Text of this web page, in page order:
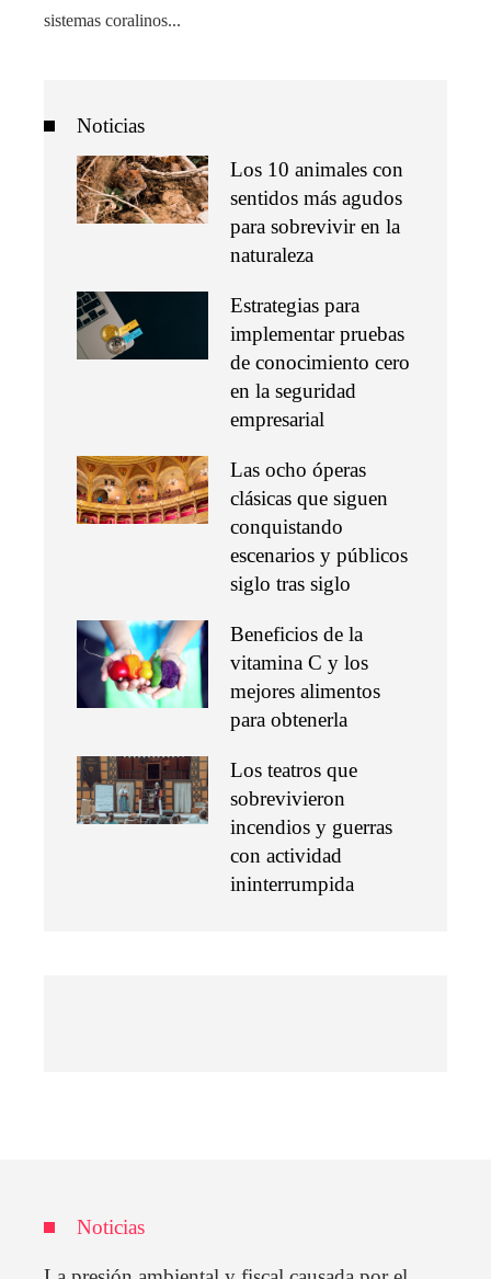
sistemas coralinos...
Noticias
Los 10 animales con
sentidos más agudos
para sobrevivir en la
naturaleza
Estrategias para
implementar pruebas
de conocimiento cero
en la seguridad
empresarial
Las ocho óperas
clásicas que siguen
conquistando
escenarios y públicos
siglo tras siglo
Beneficios de la
vitamina C y los
mejores alimentos
para obtenerla
Los teatros que
sobrevivieron
incendios y guerras
con actividad
ininterrumpida
Noticias